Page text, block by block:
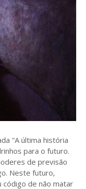
"A última história
para o futuro.
de previsão
Neste futuro,
código de não matar